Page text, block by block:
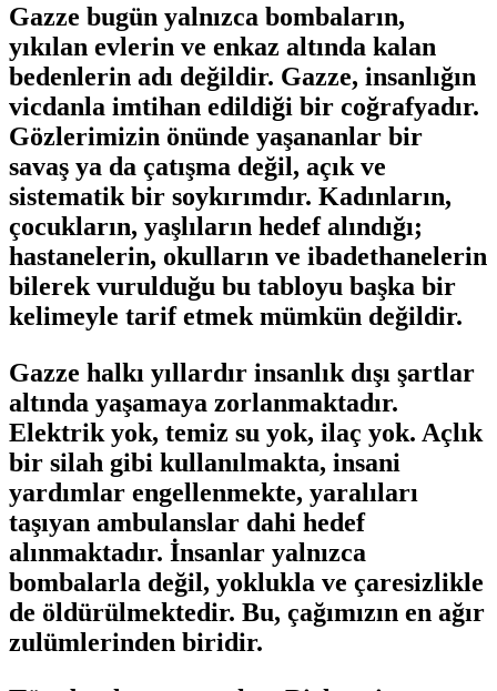
Gazze bugün yalnızca bombaların,
yıkılan evlerin ve enkaz altında kalan
bedenlerin adı değildir. Gazze, insanlığın
vicdanla imtihan edildiği bir coğrafyadır.
Gözlerimizin önünde yaşananlar bir
savaş ya da çatışma değil, açık ve
sistematik bir soykırımdır. Kadınların,
çocukların, yaşlıların hedef alındığı;
hastanelerin, okulların ve ibadethanelerin
bilerek vurulduğu bu tabloyu başka bir
kelimeyle tarif etmek mümkün değildir.
Gazze halkı yıllardır insanlık dışı şartlar
altında yaşamaya zorlanmaktadır.
Elektrik yok, temiz su yok, ilaç yok. Açlık
bir silah gibi kullanılmakta, insani
yardımlar engellenmekte, yaralıları
taşıyan ambulanslar dahi hedef
alınmaktadır. İnsanlar yalnızca
bombalarla değil, yoklukla ve çaresizlikle
de öldürülmektedir. Bu, çağımızın en ağır
zulümlerinden biridir.